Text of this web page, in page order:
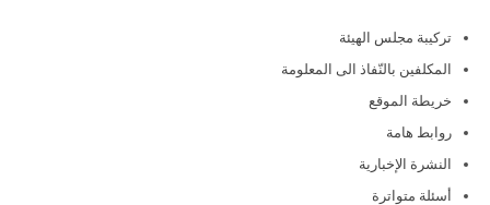
تركيبة مجلس الهيئة
المكلفين بالنّفاذ الى المعلومة
خريطة الموقع
روابط هامة
النشرة الإخبارية
أسئلة متواترة